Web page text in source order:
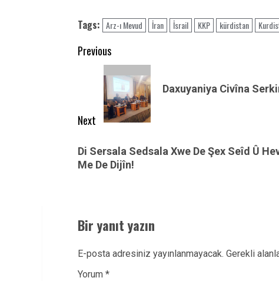
Tags: Arz-ı Mevud İran İsrail KKP kürdistan
Post
navigation
Previous
Previous
Daxuyaniya Civîna
Next
post:
Di Sersala Sedsala Xwe De Şex Seîd Û
Me De Dijîn!
Bir yanıt yazın
E-posta adresiniz yayınlanmayacak. Gerekli
Yorum *